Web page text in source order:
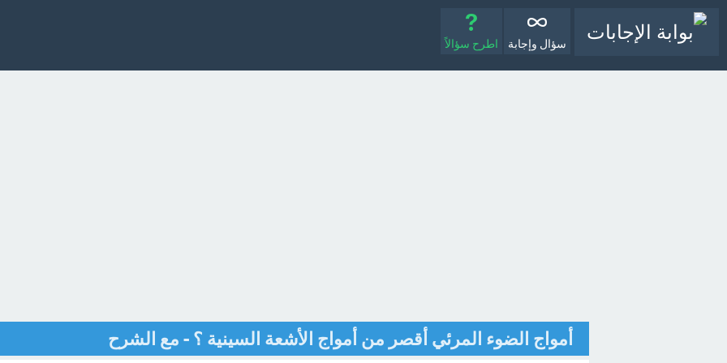
سؤال وإجابة اطرح سؤالاً
أمواج الضوء المرئي أقصر من أمواج الأشعة السينية ؟ - مع الشرح